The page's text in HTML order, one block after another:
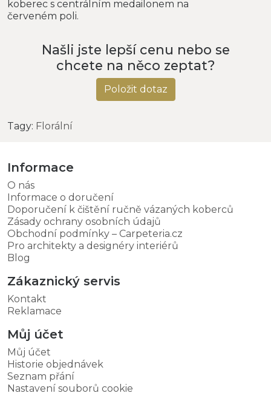
koberec s centrálním medailonem na
červeném poli.
Našli jste lepší cenu nebo se
chcete na něco zeptat?
Položit dotaz
Tagy: Florální
Informace
O nás
Informace o doručení
Doporučení k čištění ručně vázaných koberců
Zásady ochrany osobních údajů
Obchodní podmínky – Carpeteria.cz
Pro architekty a designéry interiérů
Blog
Zákaznický servis
Kontakt
Reklamace
Můj účet
Můj účet
Historie objednávek
Seznam přání
Nastavení souborů cookie